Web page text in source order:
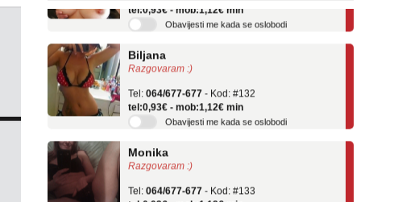
Obavijesti me kada se oslobodi
Razgovaram :)
064/677-677
tel:0,93€ - mob:1,12€ min
Obavijesti me kada se oslobodi
Razgovaram :)
064/677-677
tel:0,93€ - mob:1,12€ min